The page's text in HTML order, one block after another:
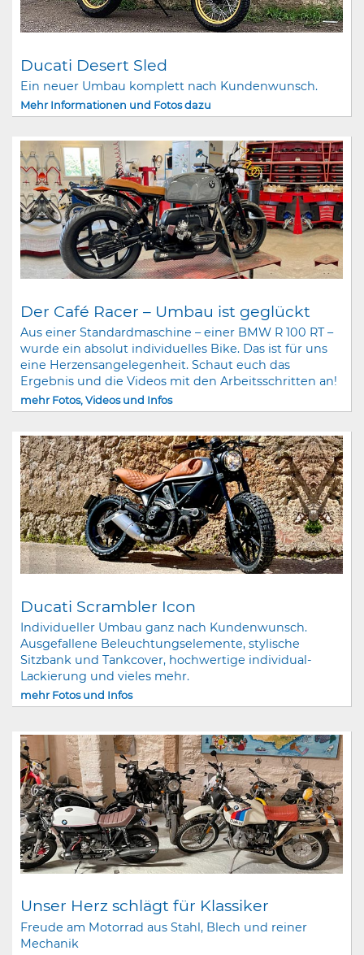
Ducati Desert Sled
Ein neuer Umbau komplett nach Kundenwunsch.
Mehr Informationen und Fotos dazu
Der Café Racer – Umbau ist geglückt
Aus einer Standardmaschine – einer BMW R 100 RT –
wurde ein absolut individuelles Bike. Das ist für uns
eine Herzensangelegenheit. Schaut euch das
Ergebnis und die Videos mit den Arbeitsschritten an!
mehr Fotos, Videos und Infos
Ducati Scrambler Icon
Individueller Umbau ganz nach Kundenwunsch.
Ausgefallene Beleuchtungselemente, stylische
Sitzbank und Tankcover, hochwertige individual-
Lackierung und vieles mehr.
mehr Fotos und Infos
Unser Herz schlägt für Klassiker
Freude am Motorrad aus Stahl, Blech und reiner
Mechanik